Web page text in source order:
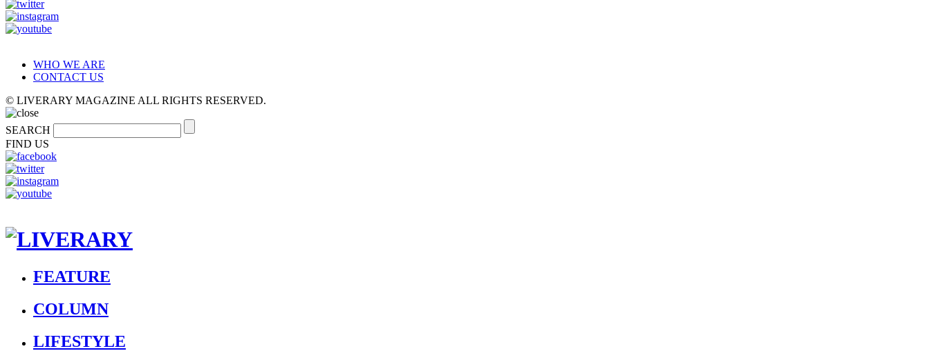
WHO WE ARE
CONTACT US
© LIVERARY MAGAZINE ALL RIGHTS RESERVED.
SEARCH
FIND US
FEATURE
COLUMN
LIFESTYLE